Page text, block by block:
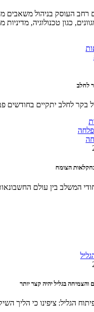
רחב העוסק בניהול משאבים
כגון טכנולוגיה,
לחלב
פברואר-מרץ 2026 במשרד החקלאות וביטחון המזון – מחוז העמקים.
הצומח
המשלב בין עולם
והצמיחה בגליל יהיה קצר יותר
הגליל: ציפינו כי הליך